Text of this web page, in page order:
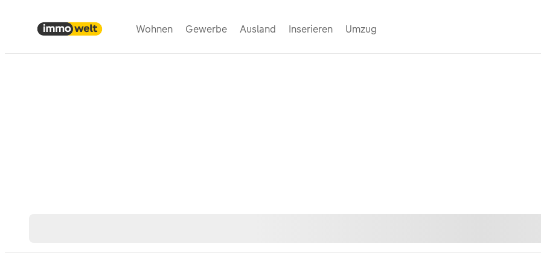
Wohnen Gewerbe Ausland Inserieren Umzug